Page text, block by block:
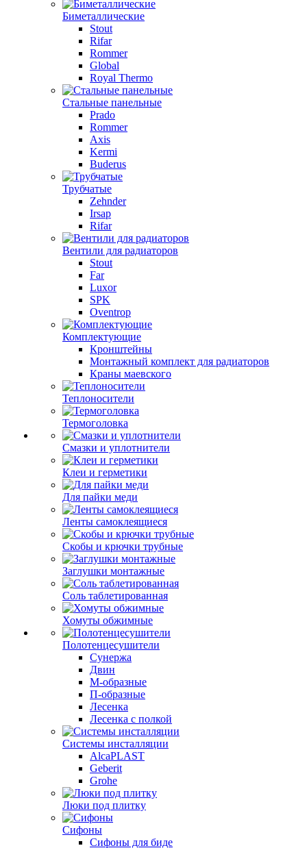
Биметаллические
Stout
Rifar
Rommer
Global
Royal Thermo
Стальные панельные
Prado
Rommer
Axis
Kermi
Buderus
Трубчатые
Zehnder
Irsap
Rifar
Вентили для радиаторов
Stout
Far
Luxor
SPK
Oventrop
Комплектующие
Кронштейны
Монтажный комплект для радиаторов
Краны маевского
Теплоносители
Термоголовка
Смазки и уплотнители
Клеи и герметики
Для пайки меди
Ленты самоклеящиеся
Скобы и крючки трубные
Заглушки монтажные
Соль таблетированная
Хомуты обжимные
Полотенцесушители
Сунержа
Двин
М-образные
П-образные
Лесенка
Лесенка с полкой
Системы инсталляции
AlcaPLAST
Geberit
Grohe
Люки под плитку
Сифоны
Сифoны для биде